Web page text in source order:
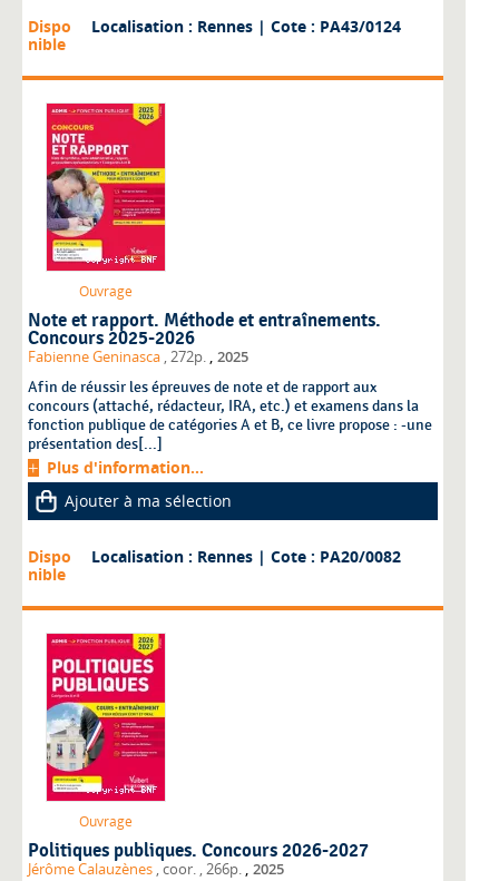
Dispo
nible
Localisation : Rennes | Cote : PA43/0124
Ouvrage
Note et rapport. Méthode et entraînements.
Concours 2025-2026
Fabienne Geninasca , 272p. , 2025
Afin de réussir les épreuves de note et de rapport aux
concours (attaché, rédacteur, IRA, etc.) et examens dans la
fonction publique de catégories A et B, ce livre propose : -une
présentation des[...]
Plus d'information...
Ajouter à ma sélection
Dispo
nible
Localisation : Rennes | Cote : PA20/0082
Ouvrage
Politiques publiques. Concours 2026-2027
Jérôme Calauzènes , coor. , 266p. , 2025